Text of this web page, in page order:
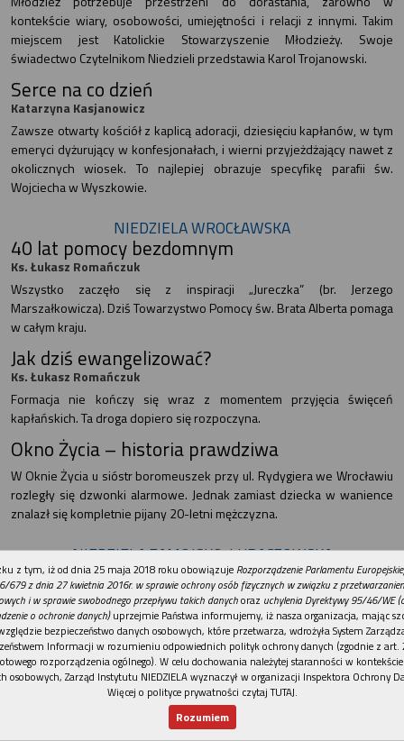
kontekście wiary, osobowości, umiejętności i relacji z innymi. Takim
miejscem jest Katolickie Stowarzyszenie Młodzieży. Swoje
świadectwo Czytelnikom Niedzieli przedstawia Karol Trojanowski.
Serce na co dzień
Katarzyna Kasjanowicz
Zawsze otwarty kościół z kaplicą adoracji, dziesięciu kapłanów, w tym
emeryci dyżurujący w konfesjonałach, i wierni przyjeżdżający nawet z
okolicznych wiosek. To najlepiej obrazuje specyfikę parafii św.
Wojciecha w Wyszkowie.
NIEDZIELA WROCŁAWSKA
40 lat pomocy bezdomnym
Ks. Łukasz Romańczuk
Wszystko zaczęło się z inspiracji „Jureczka” (br. Jerzego
Marszałkowicza). Dziś Towarzystwo Pomocy św. Brata Alberta pomaga
w całym kraju.
Jak dziś ewangelizować?
Ks. Łukasz Romańczuk
Formacja nie kończy się wraz z momentem przyjęcia święceń
kapłańskich. Ta droga dopiero się rozpoczyna.
Okno Życia – historia prawdziwa
W Oknie Życia u sióstr boromeuszek przy ul. Rydygiera we Wrocławiu
rozległy się dzwonki alarmowe. Jednak zamiast dziecka w wanience
znalazł się kompletnie pijany 20-letni mężczyzna.
NIEDZIELA ZAMOJSKO-LUBACZOWSKA
Jak żyć po stracie
Joanna Ferens
W sanktuarium św. Marii Magdaleny w Biłgoraju odbyła się,
poprzedzona modlitwą różańcową, Msza św. dla kobiet w ramach
comiesięcznych spotkań Duszpasterstwa Kobiet.
Tutaj króluje Chrystus
Ks. Krzysztof Hawro
Chociaż Chrystus w Najświętszym Sakramencie obecny jest we
REKLAMA
z tym, iż od dnia 25 maja 2018 roku obowiązuje Rozporządzenie Parlamentu
679 z dnia 27 kwietnia 2016r. w sprawie ochrony osób fizycznych w związku z
i w sprawie swobodnego przepływu takich danychoraz uchylenia Dyrektywy 95/46/WE
o ochronie danych)uprzejmie Państwa informujemy, iż nasza organizacja, mając
bezpieczeństwo danych osobowych, które przetwarza, wdrożyła System
Informacji w rozumieniu odpowiednich polityk ochrony danych (zgodnie z art.
rozporządzenia ogólnego). W celu dochowania należytej staranności w
osobowych, Zarząd Instytutu NIEDZIELA wyznaczył w organizacji Inspektora Ochrony
Więcej o polityce prywatności czytaj TUTAJ.
Rozumiem